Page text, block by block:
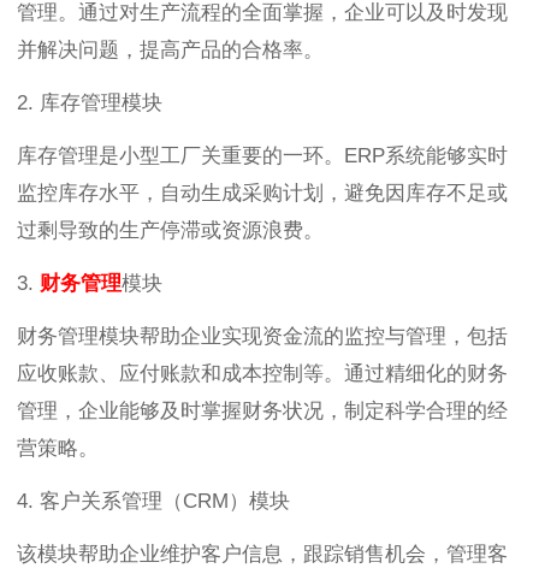
管理。通过对生产流程的全面掌握，企业可以及时发现
并解决问题，提高产品的合格率。
2. 库存管理模块
库存管理是小型工厂关重要的一环。ERP系统能够实时
监控库存水平，自动生成采购计划，避免因库存不足或
过剩导致的生产停滞或资源浪费。
3. 财务管理模块
财务管理模块帮助企业实现资金流的监控与管理，包括
应收账款、应付账款和成本控制等。通过精细化的财务
管理，企业能够及时掌握财务状况，制定科学合理的经
营策略。
4. 客户关系管理（CRM）模块
该模块帮助企业维护客户信息，跟踪销售机会，管理客